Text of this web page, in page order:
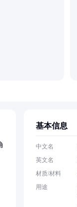
基本信息
中文名
英文名
材质/材料
用途